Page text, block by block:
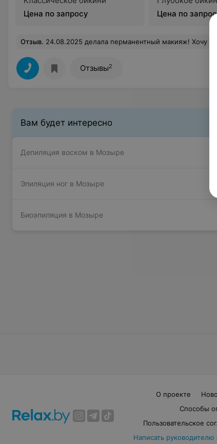
Цена по запросу
Цена по
Отзыв. 24.08.2025 делала перманентный макияж! Хочу с вами поделиться своим впечатлением! Уютная атмосфера в студии,чистота и комфорт! Стерильность, гигиена! Татьяна - это Мастер! Я очень волновалась и боялась! Индивидуальный подход, внимание( правильные слова), уверенная рука и обоятельная улыбка
Отзывы2
Вам будет интересно
Депиляция воском в Мозыре
Эпиляция ног в Мозыре
Биоэпиляция в Мозыре
О проекте
Способы
Пользовательское
Написать руководителю